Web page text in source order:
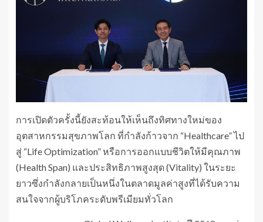
การเปิดตัวครั้งนี้ยังสะท้อนให้เห็นถึงทิศทางใหม่ของ
อุตสาหกรรมสุขภาพโลก ที่กำลังก้าวจาก “Healthcare” ไป
สู่ “Life Optimization” หรือการออกแบบชีวิตให้มีคุณภาพ
(Health Span) และประสิทธิภาพสูงสุด (Vitality) ในระยะ
ยาวซึ่งกำลังกลายเป็นหนึ่งในตลาดมูลค่าสูงที่ได้รับความ
สนใจจากผู้บริโภคระดับพรีเมียมทั่วโลก